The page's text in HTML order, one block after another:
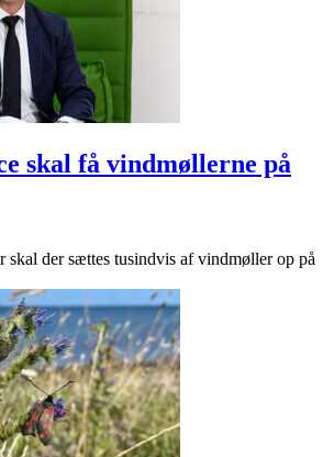
skal få vindmøllerne på
skal der sættes tusindvis af vindmøller op på